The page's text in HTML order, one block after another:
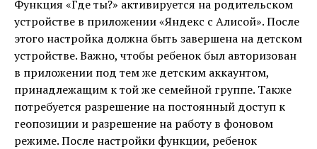
Функция «Где ты?» активируется на родительском
устройстве в приложении «Яндекс с Алисой». После
этого настройка должна быть завершена на детском
устройстве. Важно, чтобы ребенок был авторизован
в приложении под тем же детским аккаунтом,
принадлежащим к той же семейной группе. Также
потребуется разрешение на постоянный доступ к
геопозиции и разрешение на работу в фоновом
режиме. После настройки функции, ребенок